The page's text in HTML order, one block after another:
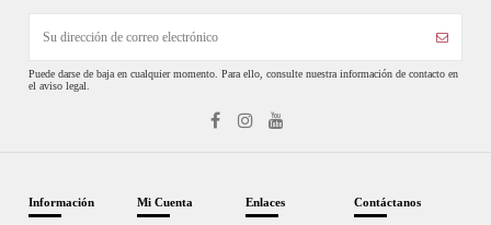
Puede darse de baja en cualquier momento. Para ello, consulte nuestra información de contacto en
el aviso legal.
Información Mi Cuenta Enlaces Contáctanos